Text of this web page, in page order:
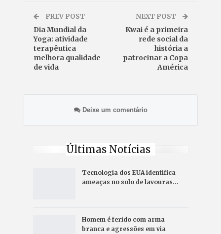
PREV POST
Dia Mundial da
Yoga: atividade
terapêutica
melhora qualidade
de vida
NEXT POST
Kwai é a primeira
rede social da
história a
patrocinar a Copa
América
Deixe um comentário
Últimas Notícias
Tecnologia dos EUA identifica
ameaças no solo de lavouras…
Homem é ferido com arma
branca e agressões em via